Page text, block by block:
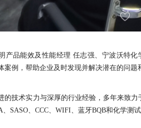
产品能效及性能经理 任志强、宁波沃特
案例，帮助企业及时发现并解决潜在的问题
的技术实力与深厚的行业经验，多年来致力
、SASO、CCC、WIFI、蓝牙BQB和化学测